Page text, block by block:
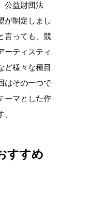
公益財団法
が制定しまし
言っても、競
ーティスティ
ど様々な種目
はその一つで
ーマとした作
すすめ